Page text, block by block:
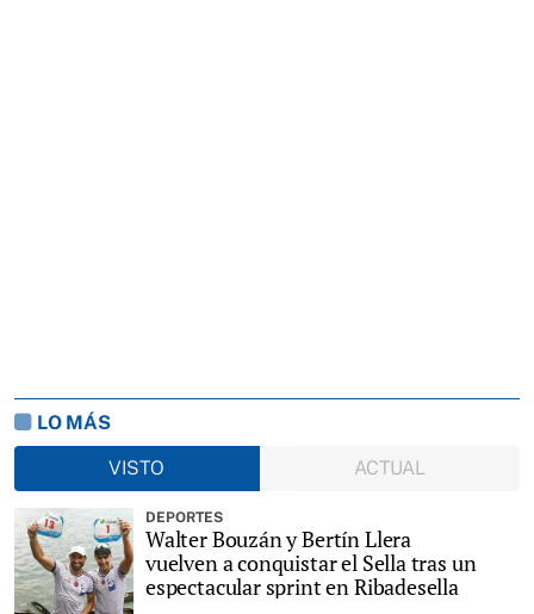
LO MÁS
VISTO
ACTUAL
DEPORTES
Walter Bouzán y Bertín Llera
vuelven a conquistar el Sella tras un
espectacular sprint en Ribadesella